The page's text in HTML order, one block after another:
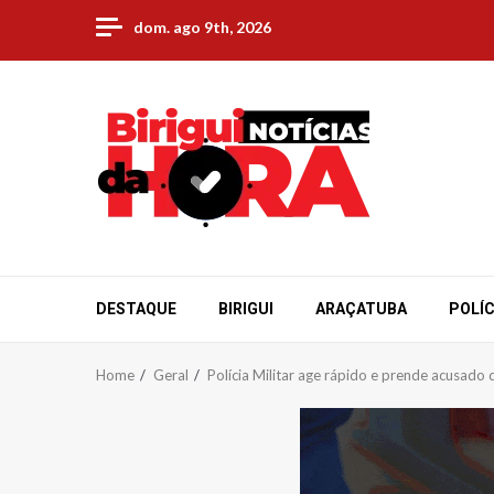
content
dom. ago 9th, 2026
DESTAQUE BIRIGUI ARAÇATUBA
Home Geral Polícia Militar age rápido e prende